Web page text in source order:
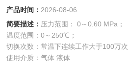
产品时间： 2026-08-06
简要描述： 压力范围： 0～0.60 MPa；
温度范围：0～250℃；
切换次数：常温下连续工作大于100万次
使用介质：气体 液体